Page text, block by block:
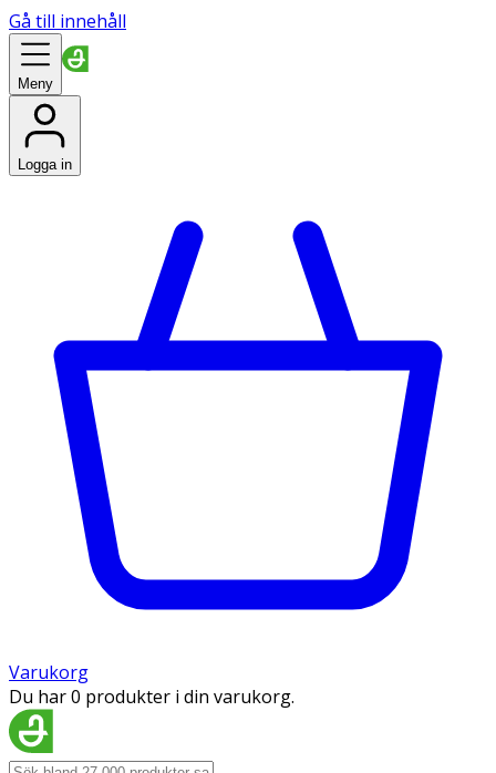
Gå till innehåll
Meny
Logga in
Varukorg
Du har 0 produkter i din varukorg.